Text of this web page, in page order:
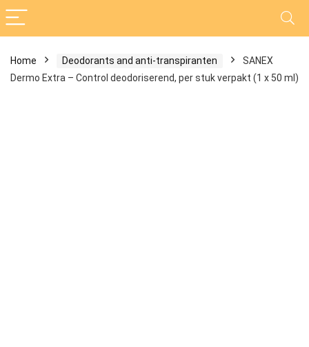
Home Deodorants and anti-transpiranten
SANEX
Dermo Extra – Control deodoriserend, per stuk verpakt (1 x 50 ml)